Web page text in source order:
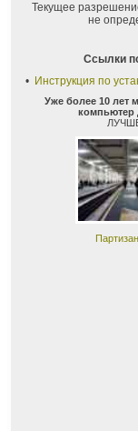
Текущее
не
Ссылки
• Инструкция по
Уже более 10 лет
компьютер